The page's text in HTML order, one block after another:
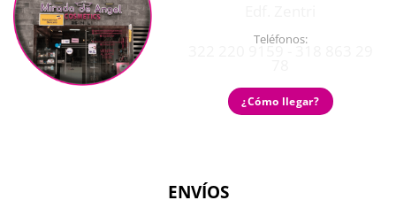
Teléfonos:
¿Cómo llegar?
ENVÍOS